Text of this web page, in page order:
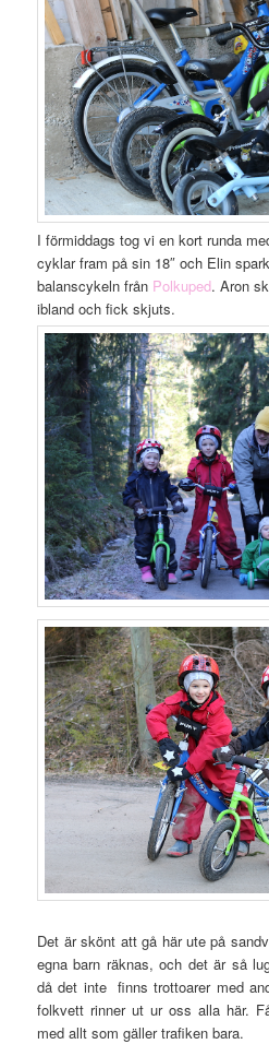
I förmiddags tog vi en kort runda
cyklar fram på sin 18″ och Elin
balanscykeln från Polkuped. Aron
ibland och fick skjuts.
Det är skönt att gå här ute på
egna barn räknas, och det är så
då det inte finns trottoarer med
folkvett rinner ut ur oss alla här.
med allt som gäller trafiken bara.